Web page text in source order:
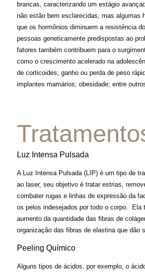
brancas, caracterizando um estágio
não estão bem esclarecidas, mas algumas
que os hormônios diminuem a resistência
pessoas geneticamente predispostas ao
fatores também contribuem para o
como o crescimento acelerado na
de corticoides; ganho ou perda de peso
implantes mamários; obesidade; entre
Luz Intensa Pulsada
A Luz Intensa Pulsada (LIP) é um tipo de
ao laser, seu objetivo é tratar estrias,
combater rugas e linhas de expressão da
os pelos indesejados por todo o corpo. Ela
aumento da quantidade das fibras de
organização das fibras de elastina que dão
Peeling Químico
Alguns tipos de ácidos, por exemplo, o